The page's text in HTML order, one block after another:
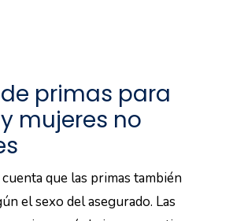
primas para
mujeres no
que las primas también
el sexo del asegurado. Las